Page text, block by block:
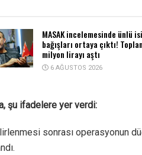
MASAK incelemesinde ünlü
bağışları ortaya çıktı!
milyon lirayı aştı
6 AĞUSTOS 2026
şu ifadelere yer verdi:
sonrası operasyonun